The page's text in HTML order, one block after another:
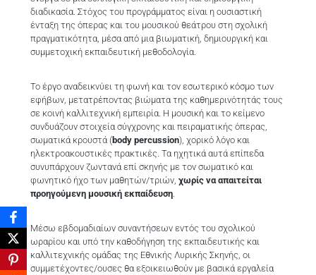
διαδικασία. Στόχος του προγράμματος είναι η ουσιαστική
ένταξη της όπερας και του μουσικού θεάτρου στη σχολική
πραγματικότητα, μέσα από μια βιωματική, δημιουργική και
συμμετοχική εκπαιδευτική μεθοδολογία.
Το έργο αναδεικνύει τη φωνή και τον εσωτερικό κόσμο των
εφήβων, μετατρέποντας βιώματα της καθημερινότητάς τους
σε κοινή καλλιτεχνική εμπειρία. Η μουσική και το κείμενο
συνδυάζουν στοιχεία σύγχρονης και πειραματικής όπερας,
σωματικά κρουστά (body percussion), χορικό λόγο και
ηλεκτροακουστικές πρακτικές. Τα ηχητικά αυτά επίπεδα
συνυπάρχουν ζωντανά επί σκηνής με τον σωματικό και
φωνητικό ήχο των μαθητών/τριών, χωρίς να απαιτείται
προηγούμενη μουσική εκπαίδευση.
Μέσω εβδομαδιαίων συναντήσεων εντός του σχολικού
ωραρίου και υπό την καθοδήγηση της εκπαιδευτικής και
καλλιτεχνικής ομάδας της Εθνικής Λυρικής Σκηνής, οι
συμμετέχοντες/ουσες θα εξοικειωθούν με βασικά εργαλεία